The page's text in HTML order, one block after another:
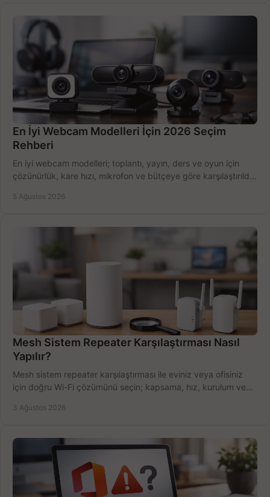
En İyi Webcam Modelleri İçin 2026 Seçim
Rehberi
En iyi webcam modelleri; toplantı, yayın, ders ve oyun için
çözünürlük, kare hızı, mikrofon ve bütçeye göre karşılaştırıldı.
5 Ağustos 2026
Mesh Sistem Repeater Karşılaştırması Nasıl
Yapılır?
Mesh sistem repeater karşılaştırması ile eviniz veya ofisiniz
için doğru Wi-Fi çözümünü seçin; kapsama, hız, kurulum ve
3 Ağustos 2026